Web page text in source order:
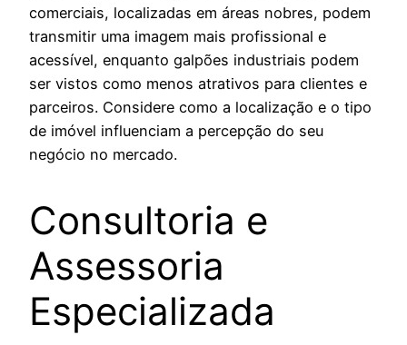
comerciais, localizadas em áreas nobres, podem
transmitir uma imagem mais profissional e
acessível, enquanto galpões industriais podem
ser vistos como menos atrativos para clientes e
parceiros. Considere como a localização e o tipo
de imóvel influenciam a percepção do seu
negócio no mercado.
Consultoria e
Assessoria
Especializada